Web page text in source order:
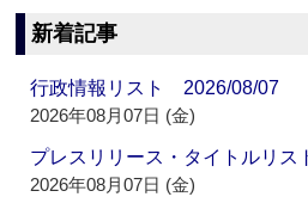
新着記事
行政情報リスト 2026/08/07
2026年08月07日 (金)
プレスリリース・タイトルリ
2026年08月07日 (金)